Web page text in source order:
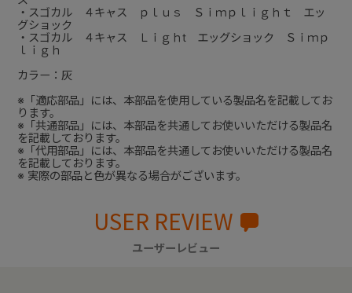
・スゴカル ４キャス ｐｌｕｓ Ｓｉｍｐｌｉｇｈｔ エッ
グショック
・スゴカル ４キャス Ｌｉｇｈt エッグショック Ｓｉｍｐ
ｌｉｇｈ
カラー：灰
※「適応部品」には、本部品を使用している製品名を記載してお
ります。
※「共通部品」には、本部品を共通してお使いいただける製品名
を記載しております。
※「代用部品」には、本部品を共通してお使いいただける製品名
を記載しております。
※ 実際の部品と色が異なる場合がございます。
USER REVIEW
ユーザーレビュー